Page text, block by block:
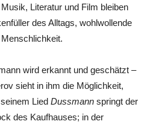
Literatur und Film bleiben
des Alltags, wohlwollende
wird erkannt und geschätzt –
sieht in ihm die Möglichkeit,
Lied Dussmann springt der
des Kaufhauses; in der